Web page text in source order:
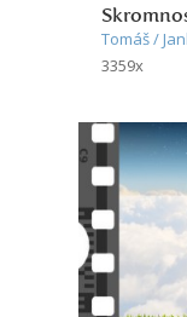
Tomáš /
3359x